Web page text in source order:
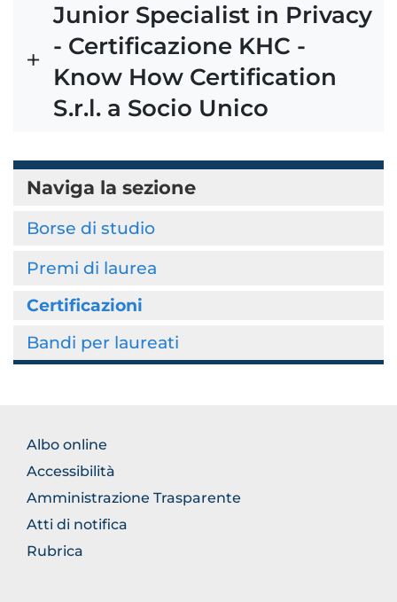
Junior Specialist in Privacy
- Certificazione KHC -
Know How Certification
S.r.l. a Socio Unico
Naviga la sezione
Borse di studio
Premi di laurea
Certificazioni
Bandi per laureati
FOOTER
NORMATIVA
Albo online
Accessibilità
Amministrazione Trasparente
Atti di notifica
Rubrica